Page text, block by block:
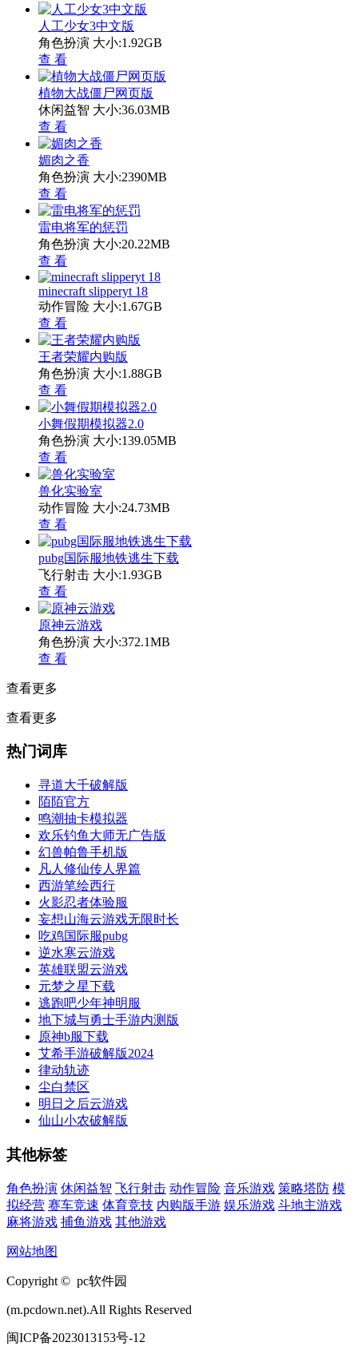
人工少女3中文版
角色扮演 大小:1.92GB
查 看
植物大战僵尸网页版
休闲益智 大小:36.03MB
查 看
媚肉之香
角色扮演 大小:2390MB
查 看
雷电将军的惩罚
角色扮演 大小:20.22MB
查 看
minecraft slipperyt 18
动作冒险 大小:1.67GB
查 看
王者荣耀内购版
角色扮演 大小:1.88GB
查 看
小舞假期模拟器2.0
角色扮演 大小:139.05MB
查 看
兽化实验室
动作冒险 大小:24.73MB
查 看
pubg国际服地铁逃生下载
飞行射击 大小:1.93GB
查 看
原神云游戏
角色扮演 大小:372.1MB
查 看
查看更多
查看更多
热门词库
寻道大千破解版
陌陌官方
鸣潮抽卡模拟器
欢乐钓鱼大师无广告版
幻兽帕鲁手机版
凡人修仙传人界篇
西游笔绘西行
火影忍者体验服
妄想山海云游戏无限时长
吃鸡国际服pubg
逆水寒云游戏
英雄联盟云游戏
元梦之星下载
逃跑吧少年神明服
地下城与勇士手游内测版
原神b服下载
艾希手游破解版2024
律动轨迹
尘白禁区
明日之后云游戏
仙山小农破解版
其他标签
角色扮演 休闲益智 飞行射击 动作冒险 音乐游戏 策略塔防 模
拟经营 赛车竞速 体育竞技 内购版手游 娱乐游戏 斗地主游戏
麻将游戏 捕鱼游戏 其他游戏
网站地图
Copyright © pc软件园
(m.pcdown.net).All Rights Reserved
闽ICP备2023013153号-12